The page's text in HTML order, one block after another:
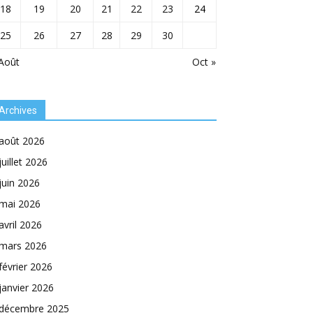
Oct »
18 19 20 21 22 23
24
25
26 27 28 29 30
2026
2026
2026
2026
2026
2026
2026
2026
2025